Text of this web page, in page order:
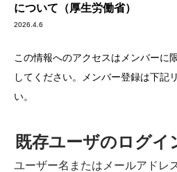
について（厚生労働省）
2026.4.6
この情報へのアクセスはメンバーに
してください。メンバー登録は下記
い。
既存ユーザのログイ
ユーザー名またはメールアドレ